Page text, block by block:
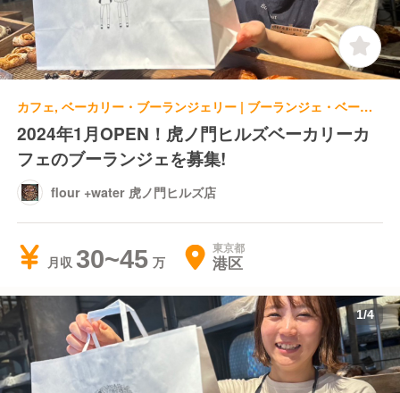
カフェ, ベーカリー・ブーランジェリー | ブーランジェ・ベーカー | flour +water 虎ノ門ヒルズ店
2024年1月OPEN！虎ノ門ヒルズベーカリーカ
フェのブーランジェを募集!
flour +water 虎ノ門ヒルズ店
月収 30~45 東京都
港区
1/4